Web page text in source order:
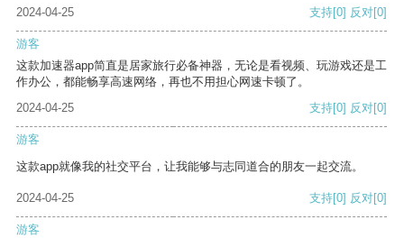
2024-04-25 支持[0] 反对[0]
游客
这款加速器app简直是居家旅行必备神器，无论是看视频、玩游戏还是工
作办公，都能畅享高速网络，再也不用担心网速卡顿了。
2024-04-25
支持[0] 反对[0]
游客
这款app就像我的社交平台，让我能够与志同道合的朋友一起交流。
2024-04-25 支持[0] 反对[0]
游客